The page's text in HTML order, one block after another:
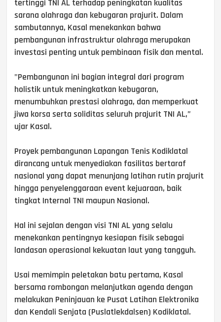
tertinggi TNI AL terhadap peningkatan kualitas
sarana olahraga dan kebugaran prajurit. Dalam
sambutannya, Kasal menekankan bahwa
pembangunan infrastruktur olahraga merupakan
investasi penting untuk pembinaan fisik dan mental.
"Pembangunan ini bagian integral dari program
holistik untuk meningkatkan kebugaran,
menumbuhkan prestasi olahraga, dan memperkuat
jiwa korsa serta soliditas seluruh prajurit TNI AL,”
ujar Kasal.
Proyek pembangunan Lapangan Tenis Kodiklatal
dirancang untuk menyediakan fasilitas bertaraf
nasional yang dapat menunjang latihan rutin prajurit
hingga penyelenggaraan event kejuaraan, baik
tingkat Internal TNI maupun Nasional.
Hal ini sejalan dengan visi TNI AL yang selalu
menekankan pentingnya kesiapan fisik sebagai
landasan operasional kekuatan laut yang tangguh.
Usai memimpin peletakan batu pertama, Kasal
bersama rombongan melanjutkan agenda dengan
melakukan Peninjauan ke Pusat Latihan Elektronika
dan Kendali Senjata (Puslatlekdalsen) Kodiklatal.